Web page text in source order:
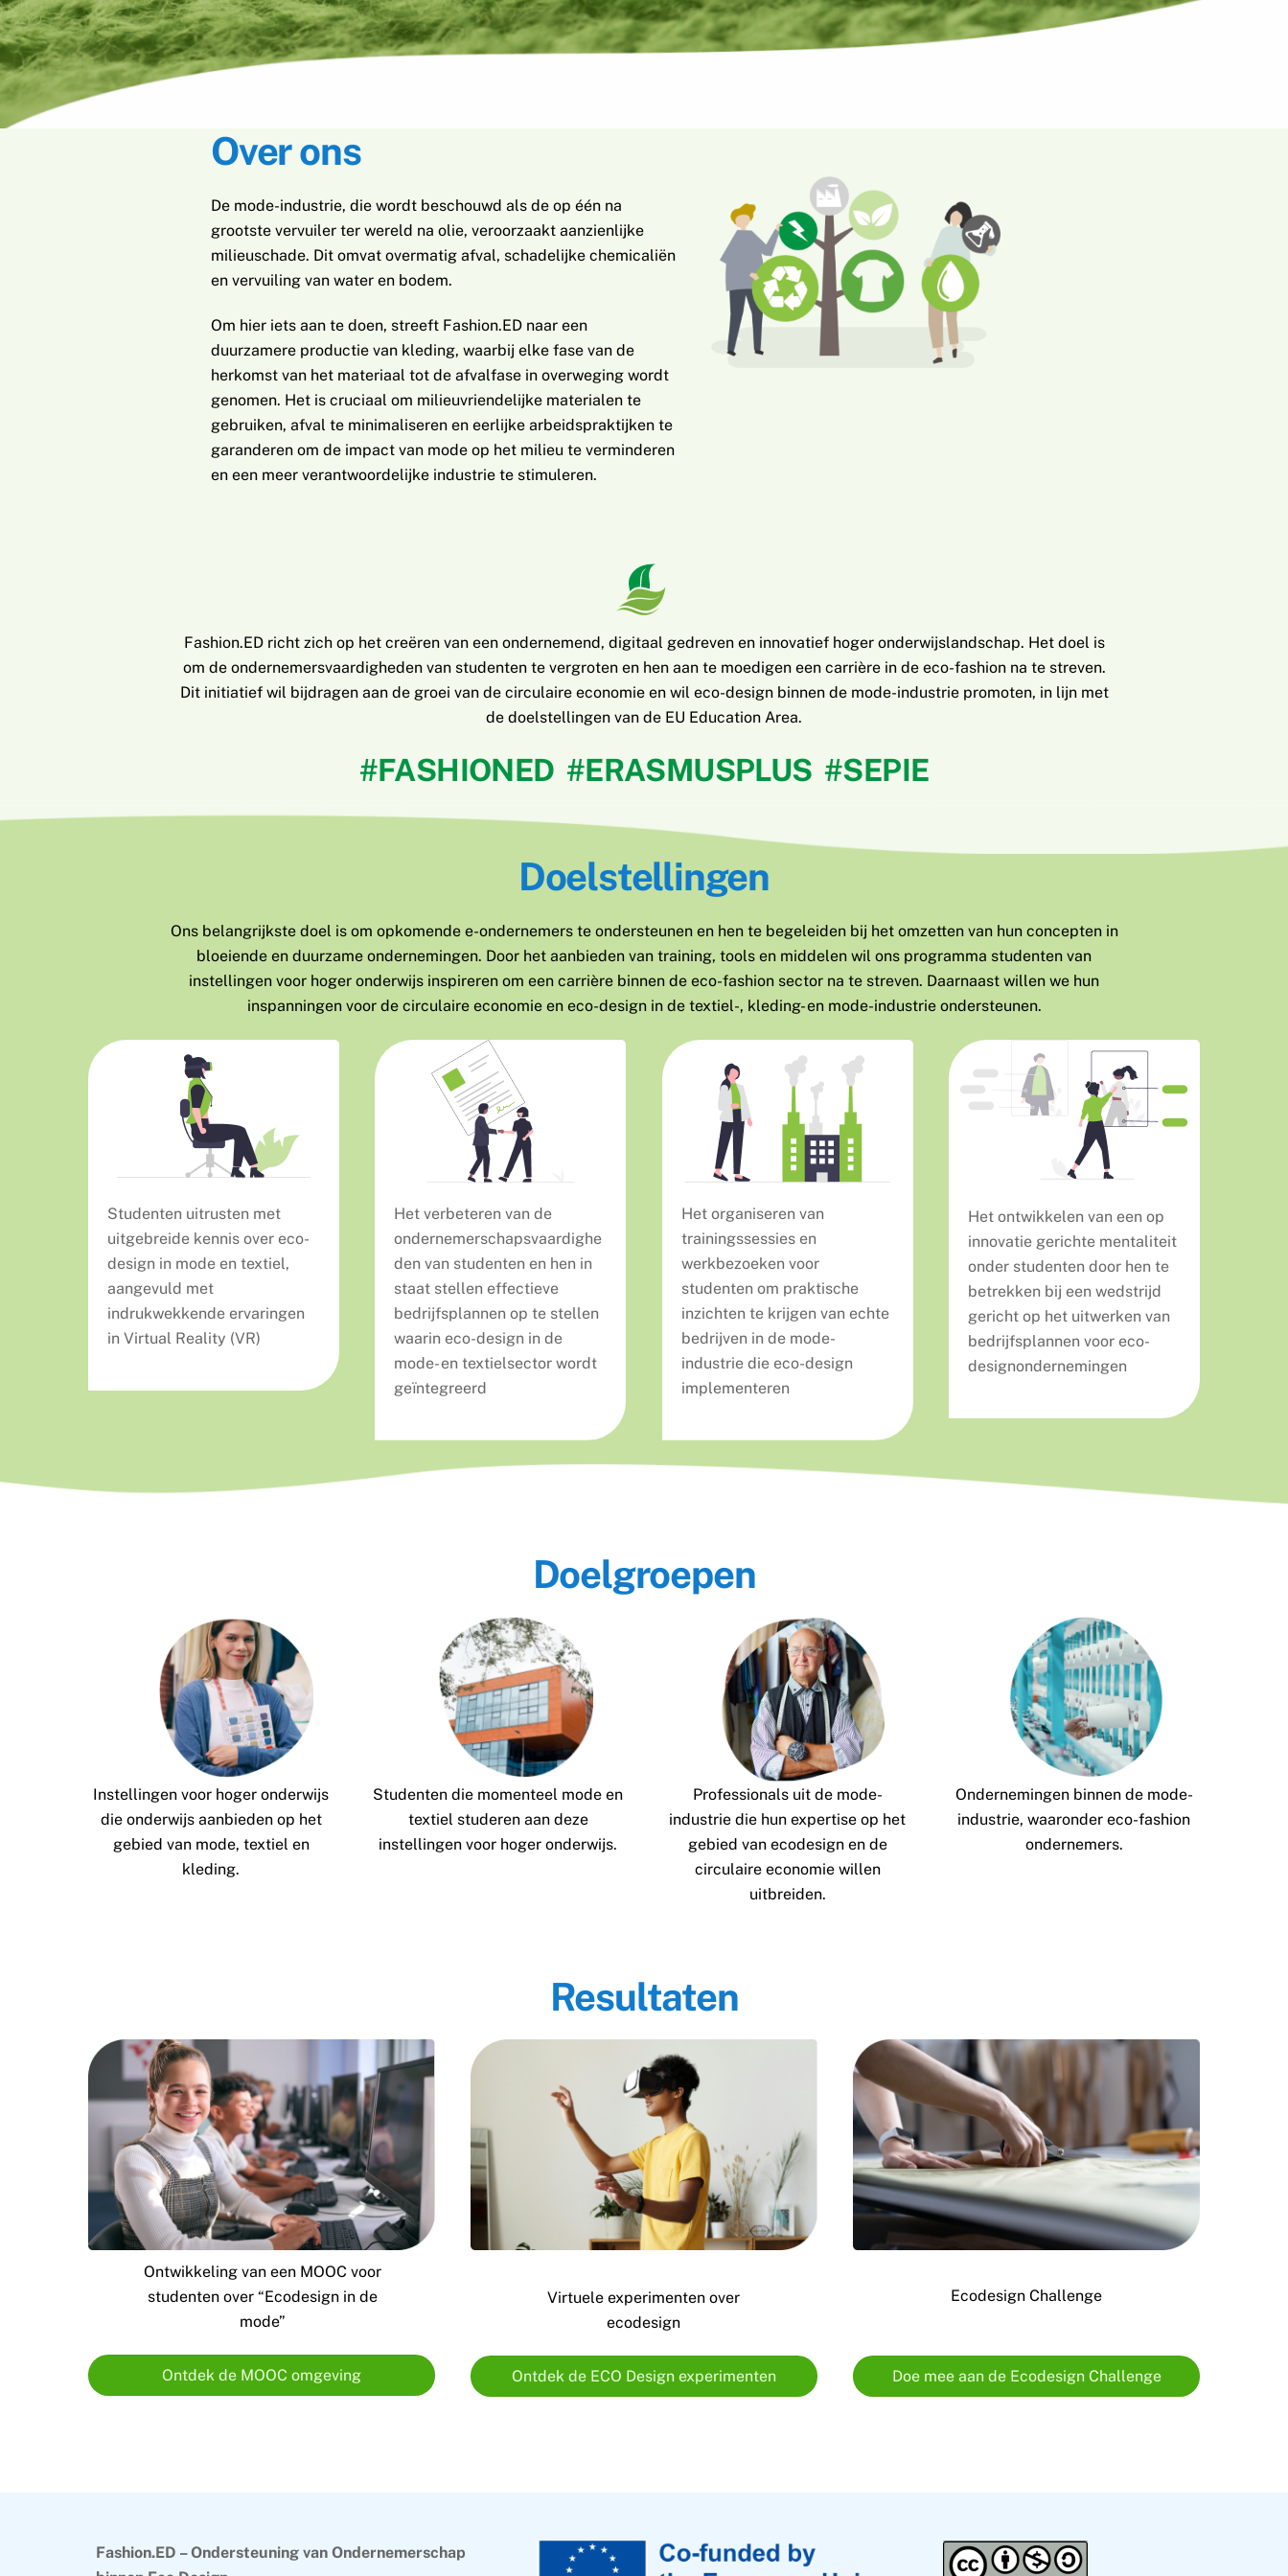
Over ons
De mode-industrie, die wordt beschouwd als de op één na
grootste vervuiler ter wereld na olie, veroorzaakt aanzienlijke
milieuschade. Dit omvat overmatig afval, schadelijke chemicaliën
en vervuiling van water en bodem.
Om hier iets aan te doen, streeft Fashion.ED naar een
duurzamere productie van kleding, waarbij elke fase van de
herkomst van het materiaal tot de afvalfase in overweging wordt
genomen. Het is cruciaal om milieuvriendelijke materialen te
gebruiken, afval te minimaliseren en eerlijke arbeidspraktijken te
garanderen om de impact van mode op het milieu te verminderen
en een meer verantwoordelijke industrie te stimuleren.
Fashion.ED richt zich op het creëren van een ondernemend, digitaal gedreven en innovatief hoger onderwijslandschap. Het doel is
om de ondernemersvaardigheden van studenten te vergroten en hen aan te moedigen een carrière in de eco-fashion na te streven.
Dit initiatief wil bijdragen aan de groei van de circulaire economie en wil eco-design binnen de mode-industrie promoten, in lijn met
de doelstellingen van de EU Education Area.
#FASHIONED #ERASMUSPLUS #SEPIE
Doelstellingen
Ons belangrijkste doel is om opkomende e-ondernemers te ondersteunen en hen te begeleiden bij het omzetten van hun concepten in
bloeiende en duurzame ondernemingen. Door het aanbieden van training, tools en middelen wil ons programma studenten van
instellingen voor hoger onderwijs inspireren om een carrière binnen de eco-fashion sector na te streven. Daarnaast willen we hun
inspanningen voor de circulaire economie en eco-design in de textiel-, kleding- en mode-industrie ondersteunen.
Studenten uitrusten met
uitgebreide kennis over eco-
design in mode en textiel,
aangevuld met
indrukwekkende ervaringen
in Virtual Reality (VR)
Het verbeteren van de
ondernemerschapsvaardighe
den van studenten en hen in
staat stellen effectieve
bedrijfsplannen op te stellen
waarin eco-design in de
mode- en textielsector wordt
geïntegreerd
Het organiseren van
trainingssessies en
werkbezoeken voor
studenten om praktische
inzichten te krijgen van echte
bedrijven in de mode-
industrie die eco-design
implementeren
Het ontwikkelen van een op
innovatie gerichte mentaliteit
onder studenten door hen te
betrekken bij een wedstrijd
gericht op het uitwerken van
bedrijfsplannen voor eco-
designondernemingen
Doelgroepen
Instellingen voor hoger onderwijs
die onderwijs aanbieden op het
gebied van mode, textiel en
kleding.
Studenten die momenteel mode en
textiel studeren aan deze
instellingen voor hoger onderwijs.
Professionals uit de mode-
industrie die hun expertise op het
gebied van ecodesign en de
circulaire economie willen
uitbreiden.
Ondernemingen binnen de mode-
industrie, waaronder eco-fashion
ondernemers.
Resultaten
Ontwikkeling van een MOOC voor
studenten over “Ecodesign in de
mode”
Ontdek de MOOC omgeving
Virtuele experimenten over
ecodesign
Ontdek de ECO Design experimenten
Ecodesign Challenge
Doe mee aan de Ecodesign Challenge
Fashion.ED – Ondersteuning van Ondernemerschap